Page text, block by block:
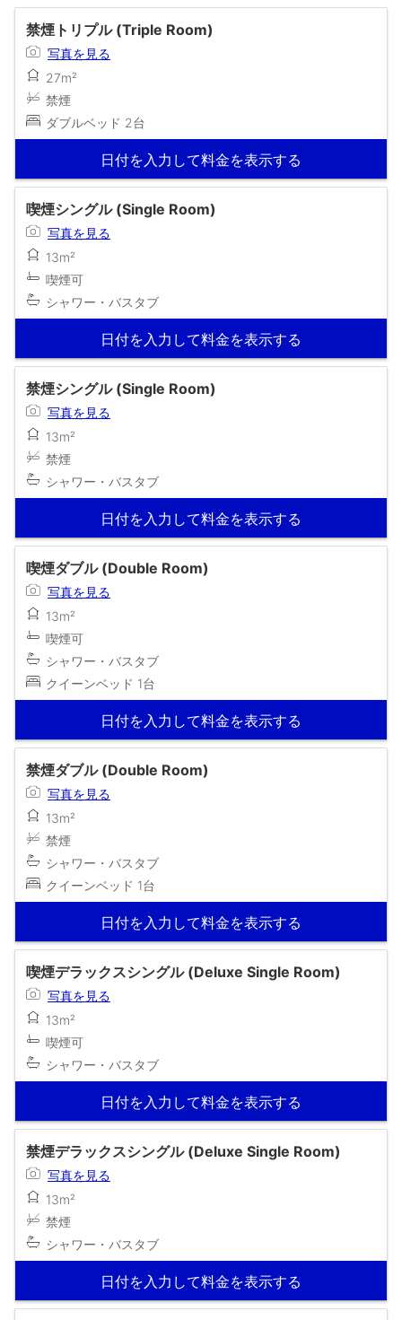
禁煙トリプル (Triple Room)
写真を見る
27m²
禁煙
ダブルベッド 2台
日付を入力して料金を表示する
喫煙シングル (Single Room)
写真を見る
13m²
喫煙可
シャワー・バスタブ
日付を入力して料金を表示する
禁煙シングル (Single Room)
写真を見る
13m²
禁煙
シャワー・バスタブ
日付を入力して料金を表示する
喫煙ダブル (Double Room)
写真を見る
13m²
喫煙可
シャワー・バスタブ
クイーンベッド 1台
日付を入力して料金を表示する
禁煙ダブル (Double Room)
写真を見る
13m²
禁煙
シャワー・バスタブ
クイーンベッド 1台
日付を入力して料金を表示する
喫煙デラックスシングル (Deluxe Single Room)
写真を見る
13m²
喫煙可
シャワー・バスタブ
日付を入力して料金を表示する
禁煙デラックスシングル (Deluxe Single Room)
写真を見る
13m²
禁煙
シャワー・バスタブ
日付を入力して料金を表示する